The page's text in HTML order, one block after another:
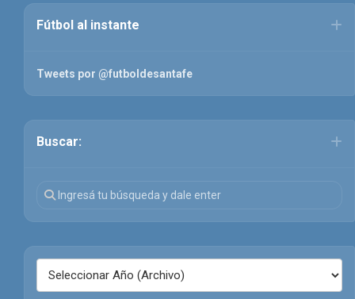
Fútbol al instante
Tweets por @futboldesantafe
Buscar: